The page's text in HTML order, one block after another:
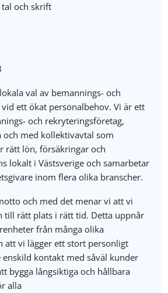
tal och skrift
val av bemannings- och
ett ökat personalbehov. Vi är ett
och rekryteringsföretag,
och med kollektivavtal som
rätt lön, försäkringar och
lokalt i Västsverige och samarbetar
inom flera olika branscher.
och med det menar vi att vi
till rätt plats i rätt tid. Detta uppnår
från många olika
att vi lägger ett stort personligt
enskild kontakt med såväl kunder
bygga långsiktiga och hållbara
alla